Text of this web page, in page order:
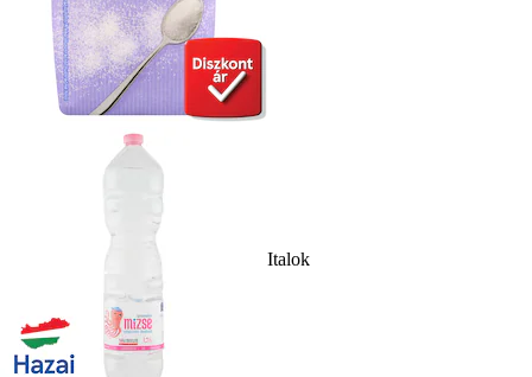
Italok